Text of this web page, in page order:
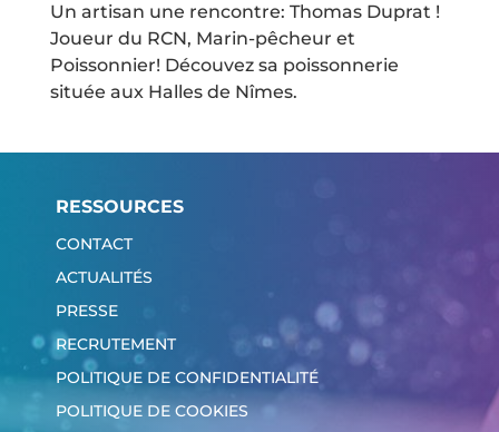
Un artisan une rencontre: Thomas Duprat !
Joueur du RCN, Marin-pêcheur et
Poissonnier! Découvez sa poissonnerie
située aux Halles de Nîmes.
RESSOURCES
CONTACT
ACTUALITÉS
PRESSE
RECRUTEMENT
POLITIQUE DE CONFIDENTIALITÉ
POLITIQUE DE COOKIES